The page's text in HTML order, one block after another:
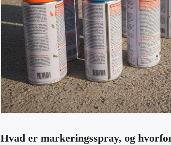
Hvad er markeringsspray, og